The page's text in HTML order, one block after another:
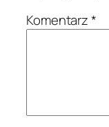
Komentarz*